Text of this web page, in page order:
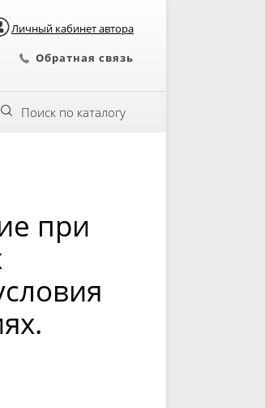
Личный кабинет автора
Обратная связь
Поиск по каталогу
при